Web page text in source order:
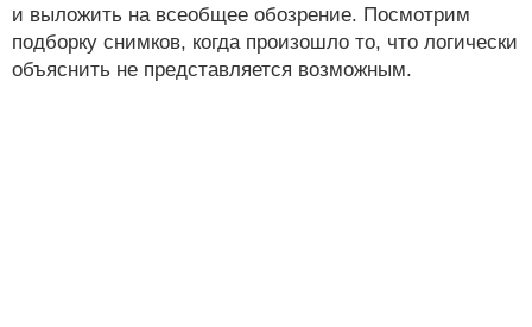
и выложить на всеобщее обозрение. Посмотрим
подборку снимков, когда произошло то, что логически
объяснить не представляется возможным.